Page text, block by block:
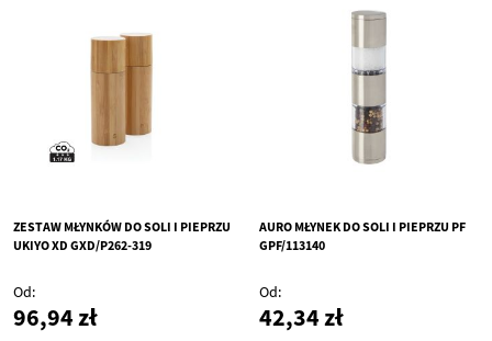
ZESTAW MŁYNKÓW DO SOLI I PIEPRZU
UKIYO XD GXD/P262-319
Od
96,94 zł
AURO MŁYNEK DO SOLI I PIEPRZU PF
GPF/113140
Od
42,34 zł